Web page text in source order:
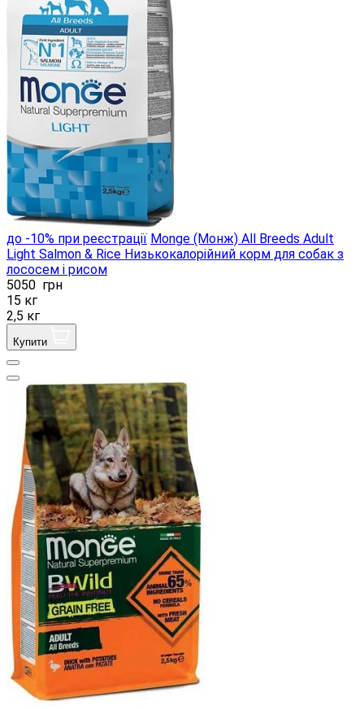
до -10% при реєстрації Monge (Монж) All Breeds Adult
Light Salmon & Rice Низькокалорійний корм для собак з
лососем і рисом
5050 грн
15 кг
2,5 кг
Купити